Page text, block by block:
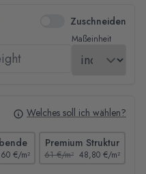
Zuschneiden
Maßeinheit
Welches soll ich wählen?
€/m²
Premium Struktur
61 €/m² 48,80 €/m²